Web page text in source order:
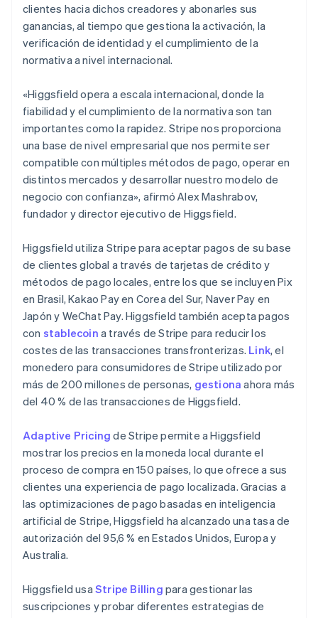
clientes hacia dichos creadores y abonarles sus
ganancias, al tiempo que gestiona la activación, la
verificación de identidad y el cumplimiento de la
normativa a nivel internacional.
«Higgsfield opera a escala internacional, donde la
fiabilidad y el cumplimiento de la normativa son tan
importantes como la rapidez. Stripe nos proporciona
una base de nivel empresarial que nos permite ser
compatible con múltiples métodos de pago, operar en
distintos mercados y desarrollar nuestro modelo de
negocio con confianza», afirmó Alex Mashrabov,
fundador y director ejecutivo de Higgsfield.
Higgsfield utiliza Stripe para aceptar pagos de su base
de clientes global a través de tarjetas de crédito y
métodos de pago locales, entre los que se incluyen Pix
en Brasil, Kakao Pay en Corea del Sur, Naver Pay en
Japón y WeChat Pay. Higgsfield también acepta pagos
con stablecoin a través de Stripe para reducir los
costes de las transacciones transfronterizas. Link, el
monedero para consumidores de Stripe utilizado por
más de 200 millones de personas, gestiona ahora más
del 40 % de las transacciones de Higgsfield.
Adaptive Pricing de Stripe permite a Higgsfield
mostrar los precios en la moneda local durante el
proceso de compra en 150 países, lo que ofrece a sus
clientes una experiencia de pago localizada. Gracias a
las optimizaciones de pago basadas en inteligencia
artificial de Stripe, Higgsfield ha alcanzado una tasa de
autorización del 95,6 % en Estados Unidos, Europa y
Australia.
Higgsfield usaStripe Billing para gestionar las
suscripciones y probar diferentes estrategias de
Croacia
English Italiano
Dinamarca
English
Emiratos Árabes Unidos
Eslovaquia
English
Eslovenia
EnglishItaliano
España
EspañolEnglish
Estados Unidos
EnglishEspañol简体中文
Estonia
Finlandia
English Svenska
Francia
FrançaisEnglish
Gibraltar
English
Grecia
English
Hungría
English
India
English
Italia
Italiano English
Japón
日本語English
Letonia
English
Liechtenstein
DeutschEnglish
Lituania
Luxemburgo
FrançaisDeutschEnglish